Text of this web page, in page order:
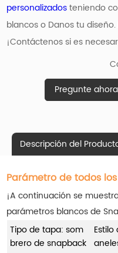
personalizadosteniendo
blancos o Danos tu
¡Contáctenos si es
Pregunte ahora
Descripción del
Parámetro de todos
¡A continuación se
parámetros blancos de
Tipo de tapa: som
brero de snapback